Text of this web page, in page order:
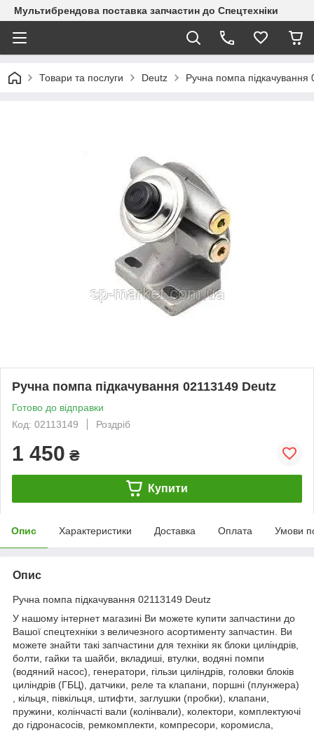
Мультибрендова поставка запчастин до Спецтехніки
Товари та послуги Deutz Ручна помпа підкачування
Ручна помпа підкачування 02113149 Deutz
Готово до відправки
Код: 02113149
Роздріб
1 450 ₴
Купити
Опис Характеристики Доставка Оплата Умови
Опис
Ручна помпа підкачування 02113149 Deutz
У нашому інтернет магазині Ви можете купити запчастини до
Вашої спецтехніки з величезного асортименту запчастин. Ви
можете знайти такі запчастини для техніки як блоки циліндрів,
болти, гайки та шайби, вкладиші, втулки, водяні помпи
(водяний насос), генератори, гільзи циліндрів, головки блоків
циліндрів (ГБЦ), датчики, реле та клапани, поршні (плунжера)
, кільця, півкільця, штифти, заглушки (пробки), клапани,
пружини, колінчасті вали (колінвали), колектори, комплектуючі
до гідронасосів, ремкомплекти, компресори, коромисла,